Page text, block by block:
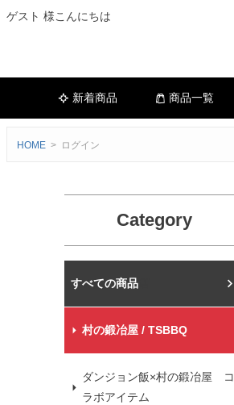
ゲスト 様こんにちは
新着商品 商品一覧
HOME ログイン
Category
村の鍛冶屋本店
村の鍛冶屋 / TSBBQ
ダンジョン飯×村の鍛冶屋 コ
ラボアイテム